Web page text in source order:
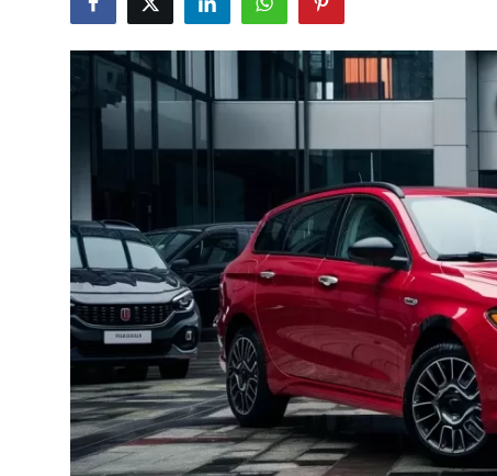
Bakım & Arıza Çözümleri
Elektrikli & Hibrit
Kiralama & Filo
Sürüş & Güvenlik
Lastik & Jant
Yağlar & Sıvılar
LPG & Yakıt
Elektrik & Akü
Klima & Konfor
Aydınlatma & Görüş